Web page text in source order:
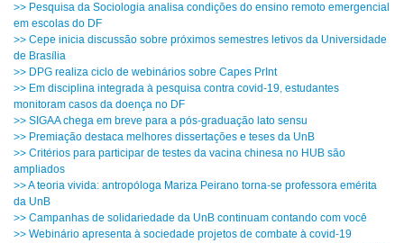
>> Pesquisa da Sociologia analisa condições do ensino remoto emergencial
em escolas do DF
>> Cepe inicia discussão sobre próximos semestres letivos da Universidade
de Brasília
>> DPG realiza ciclo de webinários sobre Capes PrInt
>> Em disciplina integrada à pesquisa contra covid-19, estudantes
monitoram casos da doença no DF
>> SIGAA chega em breve para a pós-graduação lato sensu
>> Premiação destaca melhores dissertações e teses da UnB
>> Critérios para participar de testes da vacina chinesa no HUB são
ampliados
>> A teoria vivida: antropóloga Mariza Peirano torna-se professora emérita
da UnB
>> Campanhas de solidariedade da UnB continuam contando com você
>> Webinário apresenta à sociedade projetos de combate à covid-19